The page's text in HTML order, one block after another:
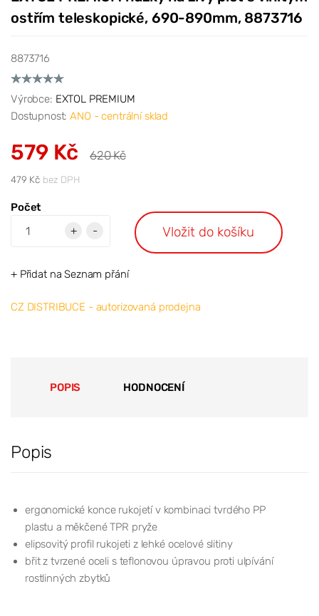
ostřím teleskopické, 690-890mm, 8873716
8873716
Výrobce: EXTOL PREMIUM
Dostupnost:ANO - centrální sklad
579 Kč 620 Kč
479 Kč bez DPH
Počet
+
- Vložit do košíku
+ Přidat na Seznam přání
CZ DISTRIBUCE - autorizovaná prodejna
POPIS HODNOCENÍ
Popis
ergonomické konce rukojetí v kombinaci tvrdého PP
plastu a měkčené TPR pryže
elipsovitý profil rukojeti z lehké ocelové slitiny
břit z tvrzené oceli s teflonovou úpravou proti ulpívání
rostlinných zbytků